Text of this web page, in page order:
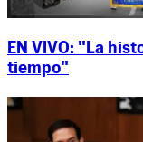
EN VIVO: "La
tiempo"